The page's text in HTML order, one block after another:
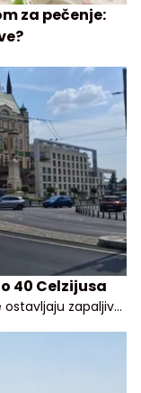
za pečenje:
40 Celzijusa
ostavljaju zapaljive
površinama: